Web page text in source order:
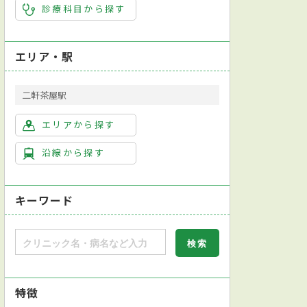
診療科目から探す
エリア・駅
二軒茶屋駅
エリアから探す
沿線から探す
キーワード
特徴